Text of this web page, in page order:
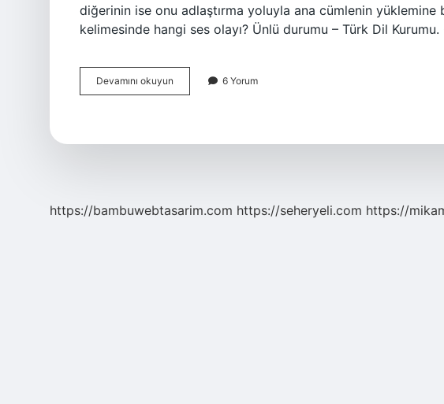
diğerinin ise onu adlaştırma yoluyla ana cümlenin yüklemine
kelimesinde hangi ses olayı? Ünlü durumu – Türk Dil
Devamını okuyun
Kelimesinin
6 Yorum
https://bambuwebtasarim.com https://seheryeli.com https://